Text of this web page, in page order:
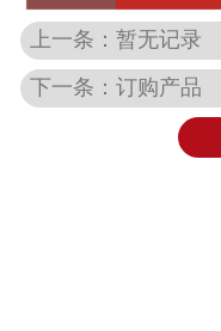
上一条：暂无记录
下一条：订购产品